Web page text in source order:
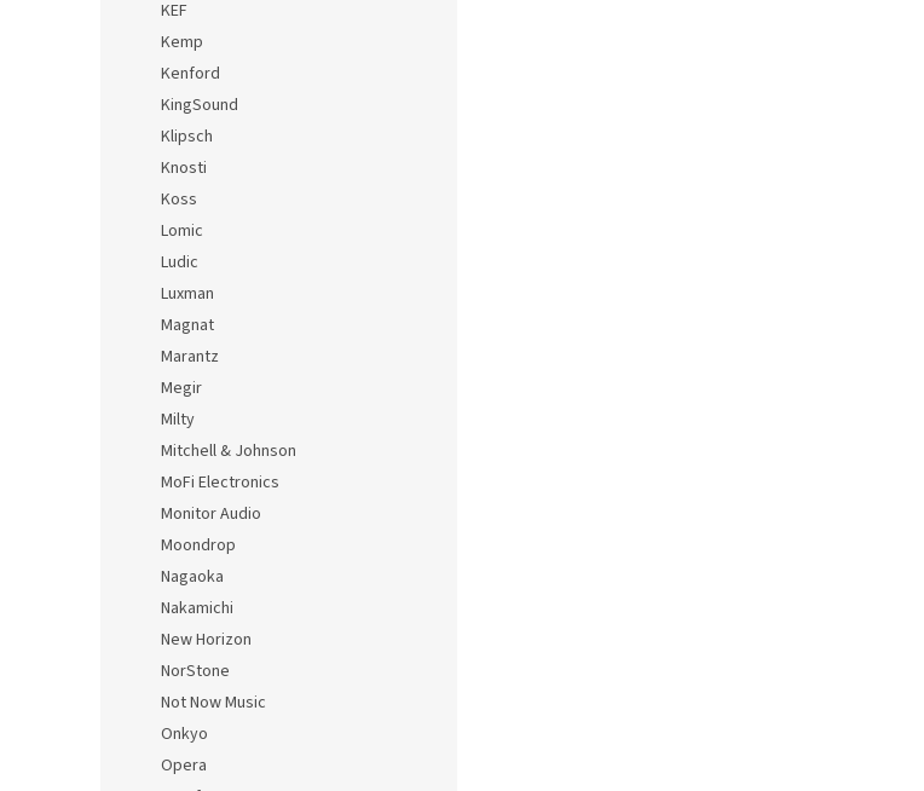
KEF
Kemp
Kenford
KingSound
Klipsch
Knosti
Koss
Lomic
Ludic
Luxman
Magnat
Marantz
Megir
Milty
Mitchell & Johnson
MoFi Electronics
Monitor Audio
Moondrop
Nagaoka
Nakamichi
New Horizon
NorStone
Not Now Music
Onkyo
Opera